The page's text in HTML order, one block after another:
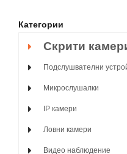
Категории
Скрити
Подслушвателни
Микрослушалки
IP камери
Ловни камери
Видео наблюдение